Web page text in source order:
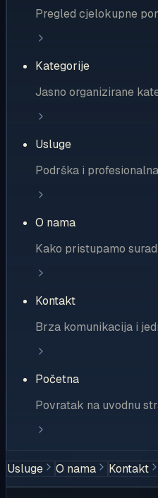
Pregled cjelokupne
Kategorije
Jasno organizirane
Usluge
Podrška i
O nama
Kako pristupamo
Kontakt
Brza komunikacija i
Početna
Povratak na uvodnu
Usluge O nama Kontakt